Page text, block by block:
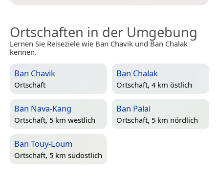
Ortschaften in der Umgebung
Lernen Sie Reiseziele wie Ban Chavik und Ban Chalak
kennen.
Ban Chavik
Ortschaft
Ban Chalak
Ortschaft, 4 km östlich
Ban Nava-Kang
Ortschaft, 5 km westlich
Ban Palai
Ortschaft, 5 km nördlich
Ban Touy-Loum
Ortschaft, 5 km südöstlich